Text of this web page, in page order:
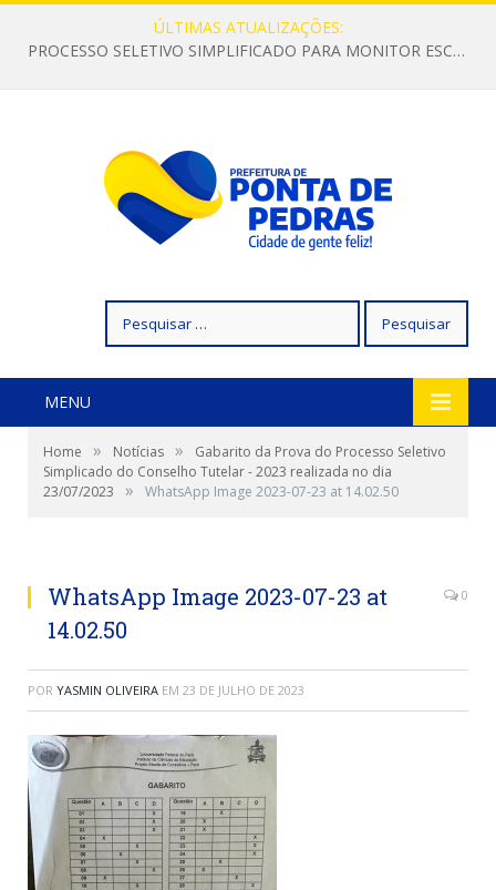
ÚLTIMAS ATUALIZAÇÕES:
PROCESSO SELETIVO SIMPLIFICADO PARA MONITOR ESCOLAR
por:
MENU
Home » Notícias »
Gabarito da Prova do Processo Seletivo
Simplicado do Conselho Tutelar - 2023 realizada no dia
23/07/2023
» WhatsApp Image 2023-07-23 at 14.02.50
WhatsApp Image 2023-07-23 at
14.02.50
0
POR YASMIN OLIVEIRA EM 23 DE JULHO DE 2023